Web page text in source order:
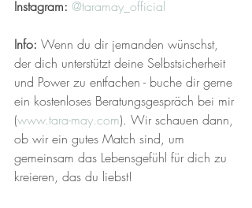
Instagram: @taramay_official
Info: Wenn du dir jemanden wünschst,
der dich unterstützt deine Selbstsicherheit
und Power zu entfachen - buche dir gerne
ein kostenloses Beratungsgespräch bei mir
(www.tara-may.com). Wir schauen dann,
ob wir ein gutes Match sind, um
gemeinsam das Lebensgefühl für dich zu
kreieren, das du liebst!